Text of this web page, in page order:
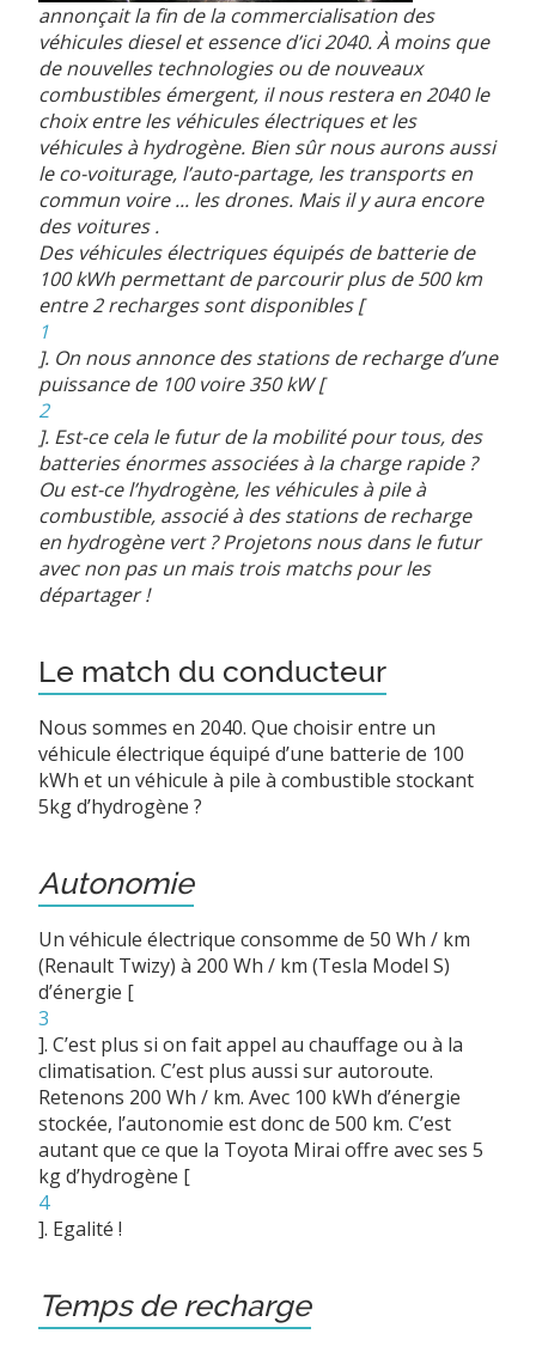
annonçait la fin de la commercialisation des
véhicules diesel et essence d’ici 2040. À moins que
de nouvelles technologies ou de nouveaux
combustibles émergent, il nous restera en 2040 le
choix entre les véhicules électriques et les
véhicules à hydrogène. Bien sûr nous aurons aussi
le co-voiturage, l’auto-partage, les transports en
commun voire ... les drones. Mais il y aura encore
des voitures .
Des véhicules électriques équipés de batterie de
100 kWh permettant de parcourir plus de 500 km
entre 2 recharges sont disponibles[
1
]. On nous annonce des stations de recharge d’une
puissance de 100 voire 350 kW[
2
]. Est-ce cela le futur de la mobilité pour tous, des
batteries énormes associées à la charge rapide ?
Ou est-ce l’hydrogène, les véhicules à pile à
combustible, associé à des stations de recharge
en hydrogène vert ? Projetons nous dans le futur
avec non pas un mais trois matchs pour les
départager !
Le match du conducteur
Nous sommes en 2040. Que choisir entre un
véhicule électrique équipé d’une batterie de 100
kWh et un véhicule à pile à combustible stockant
5kg d’hydrogène ?
Autonomie
Un véhicule électrique consomme de 50 Wh / km
(Renault Twizy) à 200 Wh / km (Tesla Model S)
d’énergie [
3
]. C’est plus si on fait appel au chauffage ou à la
climatisation. C’est plus aussi sur autoroute.
Retenons 200 Wh / km. Avec 100 kWh d’énergie
stockée, l’autonomie est donc de 500 km. C’est
autant que ce que la Toyota Mirai offre avec ses 5
kg d’hydrogène [
4
]. Egalité !
Temps de recharge